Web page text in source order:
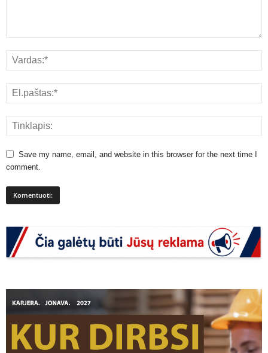
Save my name, email, and website in this browser for the next time I
comment.